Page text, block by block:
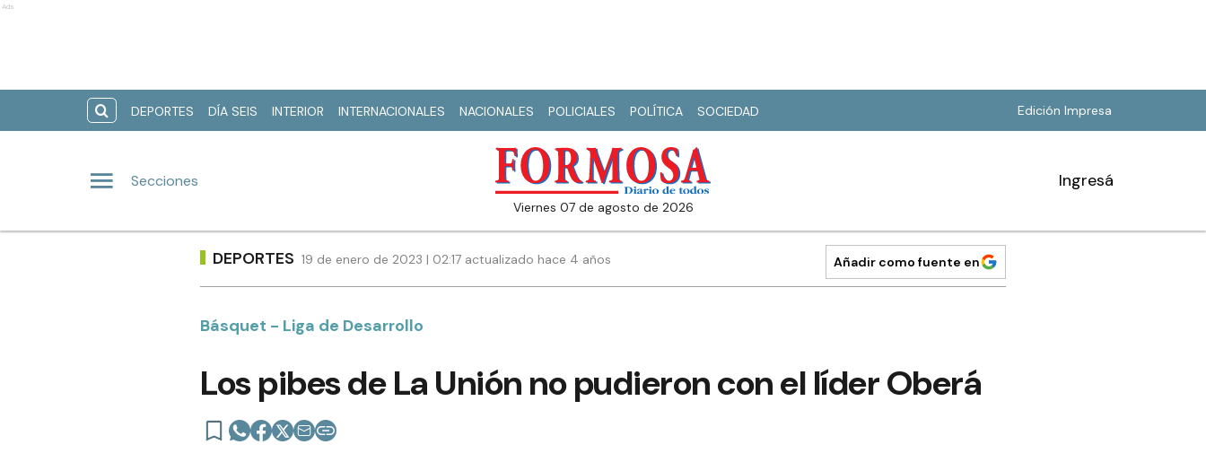
Ads
DEPORTES DÍA SEIS INTERIOR INTERNACIONALES NACIONALES POLICIALES POLÍTICA SOCIEDAD Edición Impresa
Secciones
viernes 07 de agosto de 2026
Ingresá
DEPORTES 19 de enero de 2023 | 02:17 actualizado hace 4 años Añadir como fuente en
Básquet - Liga de Desarrollo
Los pibes de La Unión no pudieron con el líder Oberá